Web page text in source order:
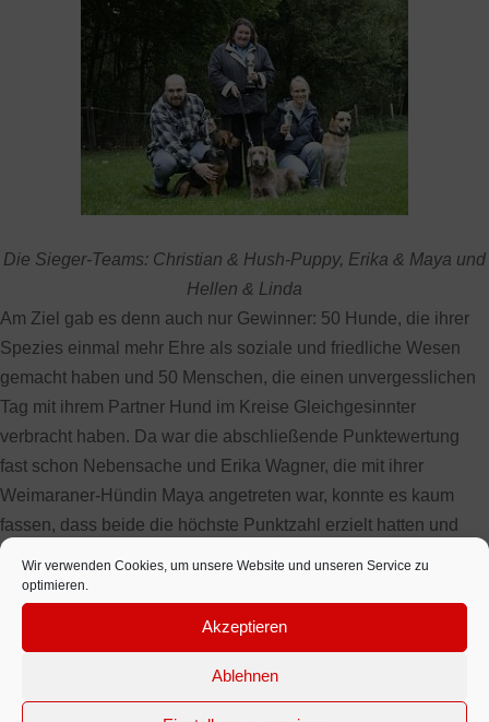
Wir verwenden Cookies, um unsere Website und unseren Service zu
optimieren.
Akzeptieren
Ablehnen
Die Sieger-Teams: Christian & Hush-Puppy, Erika & Maya und
Hellen & Linda
Am Ziel gab es denn auch nur Gewinner: 50 Hunde, die ihrer
Spezies einmal mehr Ehre als soziale und friedliche Wesen
gemacht haben und 50 Menschen, die einen unvergesslichen
Tag mit ihrem Partner Hund im Kreise Gleichgesinnter
verbracht haben. Da war die abschließende Punktewertung
fast schon Nebensache und Erika Wagner, die mit ihrer
Weimaraner-Hündin Maya angetreten war, konnte es kaum
fassen, dass beide die höchste Punktzahl erzielt hatten und
dafür den Siegerpokal mit nach Hause nehmen durften. Die
Zweit- und Drittplatzierten – Hellen Höllger mit Linda und
Christian Lüthje mit dem blinden Hush-Puppy – mussten
werden. Besondere Anerkennung galt auch Inga Gröndahl, die
mit ihrem Blindenführhund Miky angetreten war und